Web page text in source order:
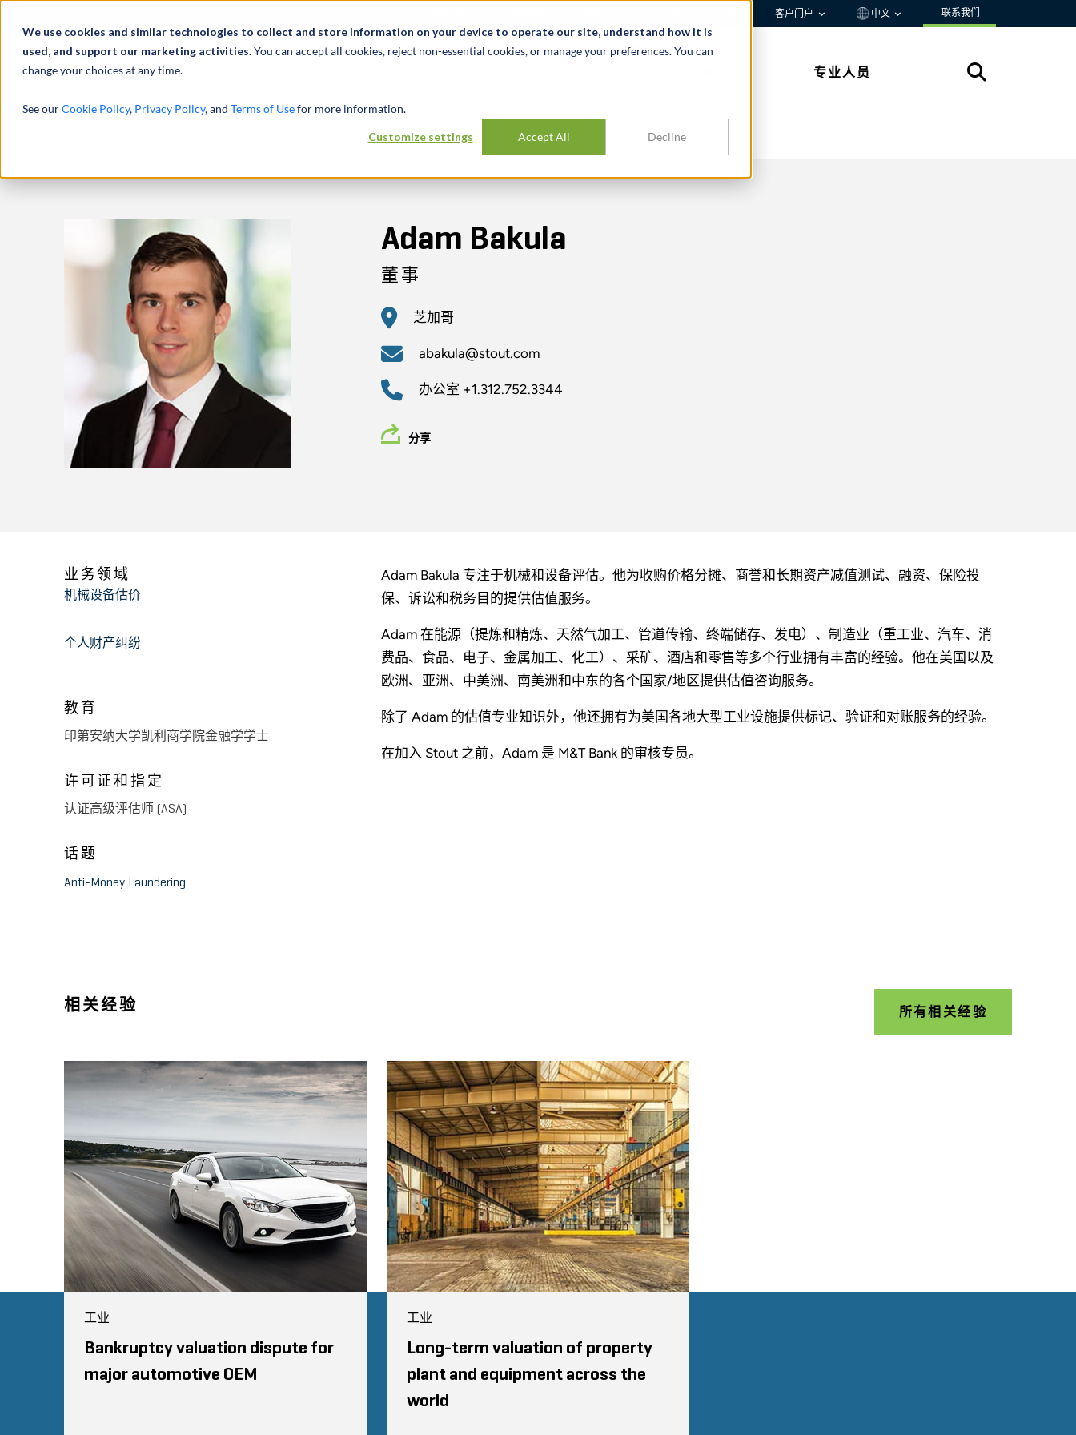
We use cookies and similar technologies to collect and store information on your device to operate our site, understand how it is
used, and support our marketing activities.You can accept all cookies, reject non-essential cookies, or manage your preferences. You can
change your choices at any time.
See ourCookie Policy, Privacy Policy, and Terms of Usefor more information.
Customize settings Accept All Decline
客户门户 中文 联系我们
专业人员
Adam Bakula
董事
芝加哥
abakula@stout.com
办公室 +1.312.752.3344
分享
Adam Bakula 专注于机械和设备评估。他为收购价格分摊、商誉和长期资产减值测试、融资、保险投
保、诉讼和税务目的提供估值服务。
Adam 在能源（提炼和精炼、天然气加工、管道传输、终端储存、发电）、制造业（重工业、汽车、消
费品、食品、电子、金属加工、化工）、采矿、酒店和零售等多个行业拥有丰富的经验。他在美国以及
欧洲、亚洲、中美洲、南美洲和中东的各个国家/地区提供估值咨询服务。
除了 Adam 的估值专业知识外，他还拥有为美国各地大型工业设施提供标记、验证和对账服务的经验。
在加入 Stout 之前，Adam 是 M&T Bank 的审核专员。
业务领域
机械设备估价
个人财产纠纷
教育
印第安纳大学凯利商学院金融学学士
许可证和指定
认证高级评估师 (ASA)
话题
Anti-Money Laundering
相关经验 所有相关经验
工业
Bankruptcy valuation dispute for
major automotive OEM
工业
Long-term valuation of property
plant and equipment across the
world